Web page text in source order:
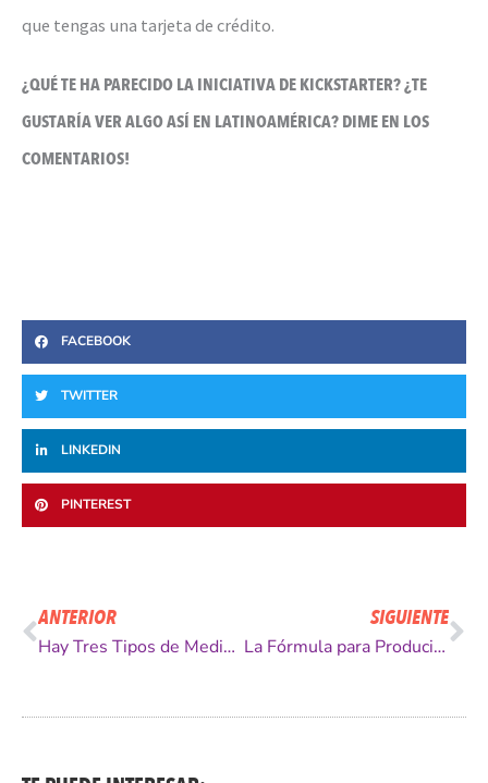
que tengas una tarjeta de crédito.
¿QUÉ TE HA PARECIDO LA INICIATIVA DE KICKSTARTER? ¿TE
GUSTARÍA VER ALGO ASÍ EN LATINOAMÉRICA? DIME EN LOS
COMENTARIOS!
FACEBOOK
TWITTER
LINKEDIN
PINTEREST
ANTERIOR
Hay Tres Tipos de Medios, Cuál aprovechas TU?
SIGUIENTE
La Fórmula para Producir Resultados